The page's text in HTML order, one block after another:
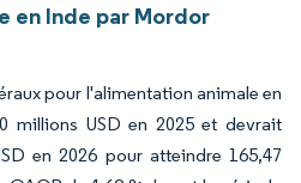
en Inde par Mordor
pour l'alimentation animale en
millions USD en 2025 et devrait
en 2026 pour atteindre 165,47